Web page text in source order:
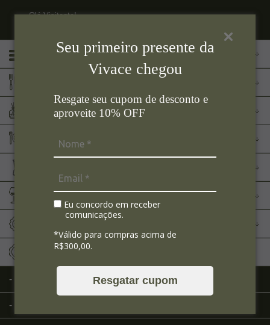
Seu primeiro presente da
Vivace chegou
Resgate seu cupom de desconto e
aproveite 10% OFF
Eu concordo em receber
comunicações.
*Válido para compras acima de
R$300,00.
Resgatar cupom
Olá Visitante!
Aromas
Mesa Posta